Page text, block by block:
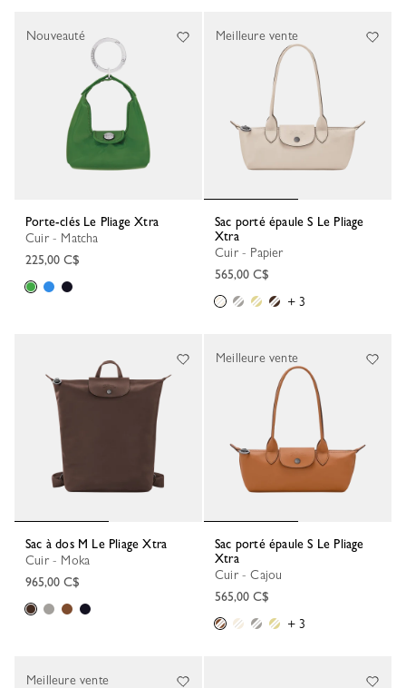
Porte-clés Le Pliage Xtra
Cuir - Matcha
225,00 C$
Nouveauté
Sac porté épaule S Le Pliage
Xtra
Cuir - Papier
565,00 C$
+ 3
Meilleure vente
Sac à dos M Le Pliage Xtra
Cuir - Moka
965,00 C$
Sac porté épaule S Le Pliage
Xtra
Cuir - Cajou
565,00 C$
+ 3
Meilleure vente
Meilleure vente